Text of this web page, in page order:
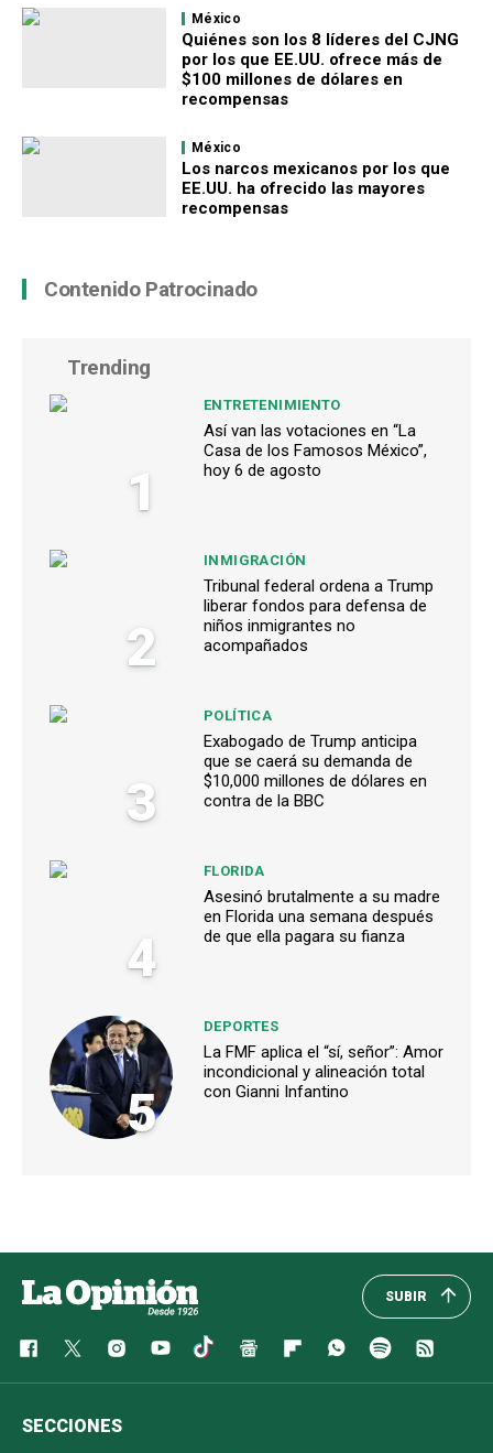
México
Quiénes son los 8 líderes del CJNG
por los que EE.UU. ofrece más de
$100 millones de dólares en
recompensas
México
Los narcos mexicanos por los que
EE.UU. ha ofrecido las mayores
recompensas
Contenido Patrocinado
Trending
1
ENTRETENIMIENTO
Así van las votaciones en “La
Casa de los Famosos México”,
hoy 6 de agosto
2
INMIGRACIÓN
Tribunal federal ordena a Trump
liberar fondos para defensa de
niños inmigrantes no
acompañados
3
POLÍTICA
Exabogado de Trump anticipa
que se caerá su demanda de
$10,000 millones de dólares en
contra de la BBC
4
FLORIDA
Asesinó brutalmente a su madre
en Florida una semana después
de que ella pagara su fianza
5
DEPORTES
La FMF aplica el “sí, señor”: Amor
incondicional y alineación total
con Gianni Infantino
SUBIR
SECCIONES